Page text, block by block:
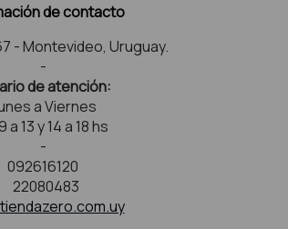
de contacto
- Montevideo, Uruguay.
-
de atención:
a Viernes
a 13 y 14 a 18 hs
-
092616120
22080483